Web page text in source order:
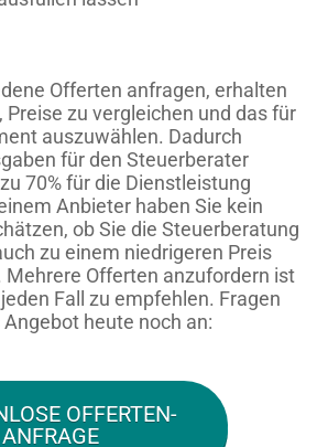
Offerten anfragen, erhalten
zu vergleichen und das für
auszuwählen. Dadurch
für den Steuerberater
70% für die Dienstleistung
Anbieter haben Sie kein
ob Sie die Steuerberatung
zu einem niedrigeren Preis
Offerten anzufordern ist
Fall zu empfehlen. Fragen
heute noch an:
OFFERTEN-
ANFRAGE